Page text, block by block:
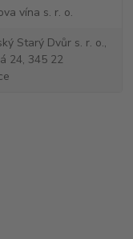
vína s. r. o.
Starý Dvůr s. r. o.,
24, 345 22